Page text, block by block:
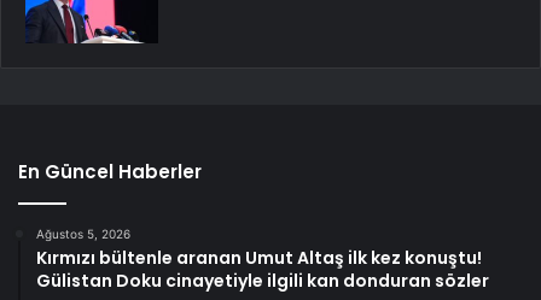
En Güncel Haberler
Ağustos 5, 2026
Kırmızı bültenle aranan Umut Altaş ilk kez konuştu!
Gülistan Doku cinayetiyle ilgili kan donduran sözler